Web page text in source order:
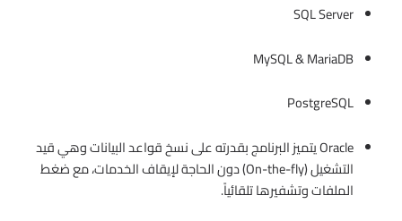
SQL Server
MySQL & MariaDB
PostgreSQL
Oracle يتميز البرنامج بقدرته على نسخ قواعد البيانات وهي قيد
التشغيل (On-the-fly) دون الحاجة لإيقاف الخدمات، مع ضغط
الملفات وتشفيرها تلقائياً.